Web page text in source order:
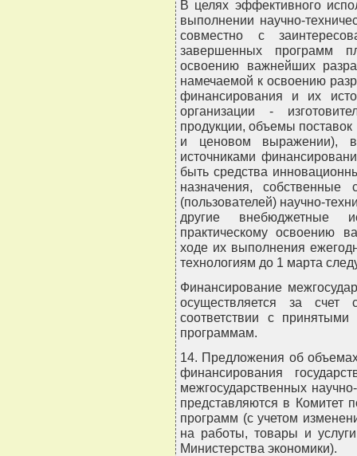
В целях эффективного
выполнении научно-
совместно с
завершенных программ
освоению важнейших
намечаемой к освоению
финансирования и их
организации -
продукции, объемы
и ценовом выражении),
источниками
быть средства
назначения, собственные
(пользователей) научно-
другие внебюджетные
практическому освоению
ходе их выполнения
технологиям до 1 марта
Финансирование
осуществляется за счет
соответствии с принятыми
программам.
14. Предложения об
финансирования
межгосударственных
представляются в Комитет
программ (с учетом
на работы, товары и
Министерства экономики).